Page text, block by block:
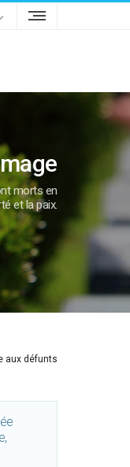
morts en
et la paix.
aux défunts